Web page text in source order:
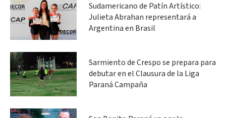
Sudamericano de Patín Artístico:
Julieta Abrahan representará a
Argentina en Brasil
Sarmiento de Crespo se prepara para
debutar en el Clausura de la Liga
Paraná Campaña